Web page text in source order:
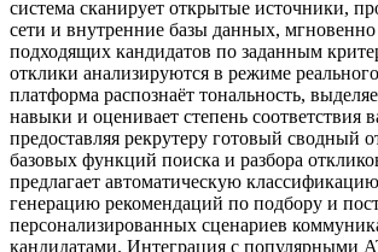
система сканирует открытые источники,
сети и внутренние базы данных, мгновенно
подходящих кандидатов по заданным
отклики анализируются в режиме
платформа распознаёт тональность,
навыки и оценивает степень соответствия
предоставляя рекрутеру готовый сводный
базовых функций поиска и разбора
предлагает автоматическую
генерацию рекомендаций по подбору и
персонализированных сценариев
кандидатами. Интеграция с популярными